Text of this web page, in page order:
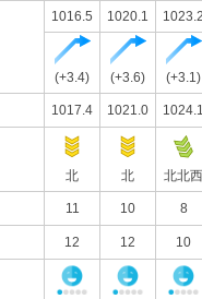
1016.5 1020.1
(+3.4) (+3.6) (+3.1)
1017.4 1021.0
北 北 北北西
11 10 8
12 12 10